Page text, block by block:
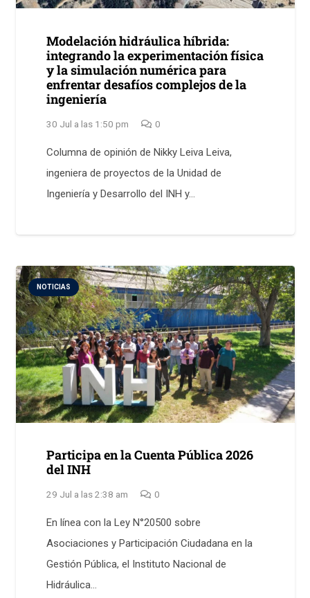
Modelación hidráulica híbrida:
integrando la experimentación física
y la simulación numérica para
enfrentar desafíos complejos de la
ingeniería
30 Jul a las 1:50 pm 0
Columna de opinión de Nikky Leiva Leiva,
ingeniera de proyectos de la Unidad de
Ingeniería y Desarrollo del INH y…
NOTICIAS
Participa en la Cuenta Pública 2026
del INH
29 Jul a las 2:38 am 0
En línea con la Ley N°20500 sobre
Asociaciones y Participación Ciudadana en la
Gestión Pública, el Instituto Nacional de
Hidráulica…